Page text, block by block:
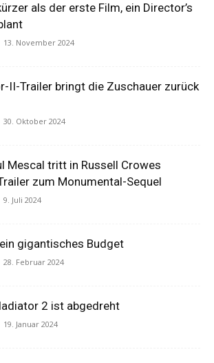
als der erste Film, ein Director’s
13. November 2024
II-Trailer bringt die Zuschauer zurück
30. Oktober 2024
Mescal tritt in Russell Crowes
zum Monumental-Sequel
9. Juli 2024
gigantisches Budget
28. Februar 2024
2 ist abgedreht
19. Januar 2024